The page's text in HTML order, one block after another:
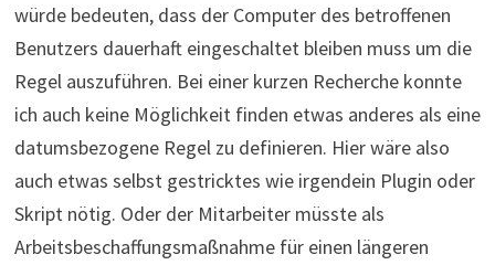
würde bedeuten, dass der Computer des betroffenen
Benutzers dauerhaft eingeschaltet bleiben muss um die
Regel auszuführen. Bei einer kurzen Recherche konnte
ich auch keine Möglichkeit finden etwas anderes als eine
datumsbezogene Regel zu definieren. Hier wäre also
auch etwas selbst gestricktes wie irgendein Plugin oder
Skript nötig. Oder der Mitarbeiter müsste als
Arbeitsbeschaffungsmaßnahme für einen längeren